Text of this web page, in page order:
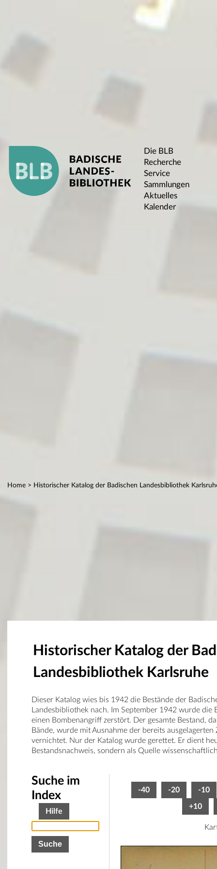
Die BLB
Recherche
Service
Sammlungen
Aktuelles
Kalender
Home > Historischer Katalog der Badischen Landesbibliothek
Historischer Katalog der
Landesbibliothek Karlsruhe
Dieser Katalog wies bis 1942 die Bestände der
Landesbibliothek nach. Im September 1942 wurde die
einen Bombenangriff zerstört. Der gesamte Bestand,
Bände, wurde mit Ausnahme der bereits ausgelagerten
vernichtet. Nur der Katalog wurde gerettet. Er dient
Bestandsnachweis, sondern als Quelle
-40 -20 -10
+10
Suche im
Index
Hilfe